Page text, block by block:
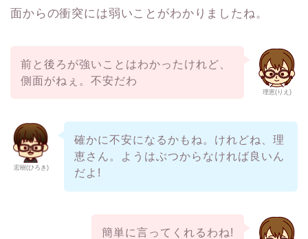
面からの衝突には弱いことがわかりましたね。
理恵(りえ)
前と後ろが強いことはわかったけれど、
側面がねぇ。不安だわ
宏樹(ひろき)
確かに不安になるかもね。けれどね、理
恵さん。ようはぶつからなければ良いん
だよ!
簡単に言ってくれるわね!